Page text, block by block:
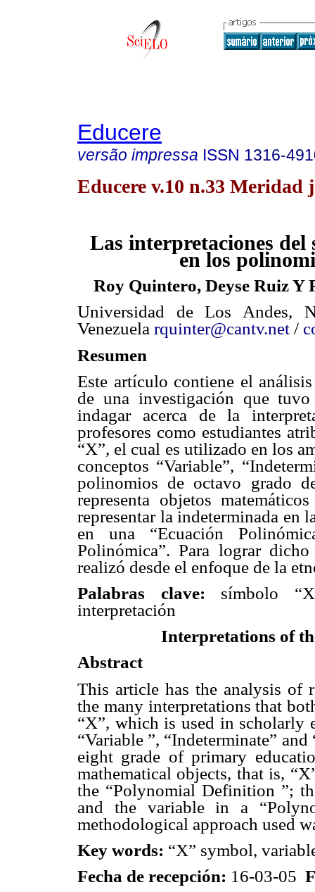
Educere
versão impressa ISSN 1316-
Educere v.10 n.33 Meridad
Las interpretaciones del
en los
Roy Quintero, Deyse Ruiz Y
Universidad de Los Andes,
Venezuela rquinter@cantv.net /
Resumen
Este artículo contiene el
de una investigación que
indagar acerca de la
profesores como estudiantes
“X”, el cual es utilizado en los
conceptos “Variable”,
polinomios de octavo grado
representa objetos
representar la indeterminada
en una “Ecuación
Polinómica”. Para lograr
realizó desde el enfoque de la
Palabras clave: símbolo
interpretación
Interpretations of
Abstract
This article has the analysis of
the many interpretations that
“X”, which is used in scholarly
“Variable ”, “Indeterminate”
eight grade of primary
mathematical objects, that is,
the “Polynomial Definition ”;
and the variable in a
methodological approach used
Key words: “X” symbol,
Fecha de recepción: 16-03-05